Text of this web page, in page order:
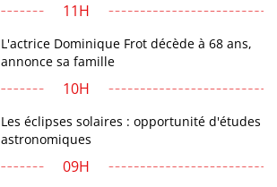
11H
L'actrice Dominique Frot décède à 68 ans,
annonce sa famille
10H
Les éclipses solaires : opportunité d'études
astronomiques
09H